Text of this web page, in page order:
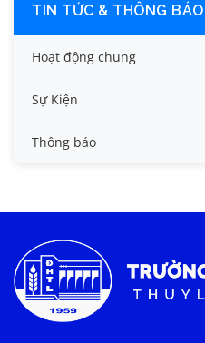
TIN TỨC & THÔNG BÁO
Hoạt động chung
Tin công tác sinh viên
Tin đào tạo
Tin tức chung
Sự Kiện
Thông báo